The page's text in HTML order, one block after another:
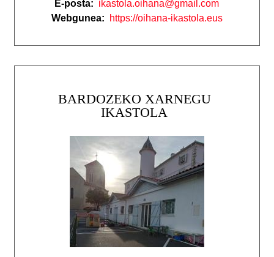
E-posta: ikastola.oihana@gmail.com
Webgunea:
https://oihana-ikastola.eus
BARDOZEKO XARNEGU
IKASTOLA